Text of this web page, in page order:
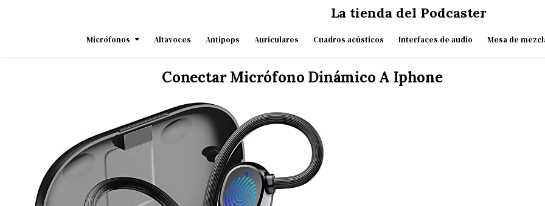
La tienda del Podcaster
Micrófonos Altavoces Antipops Auriculares Cuadros acústicos Interfaces de audio Mesa de
Conectar Micrófono Dinámico A Iphone